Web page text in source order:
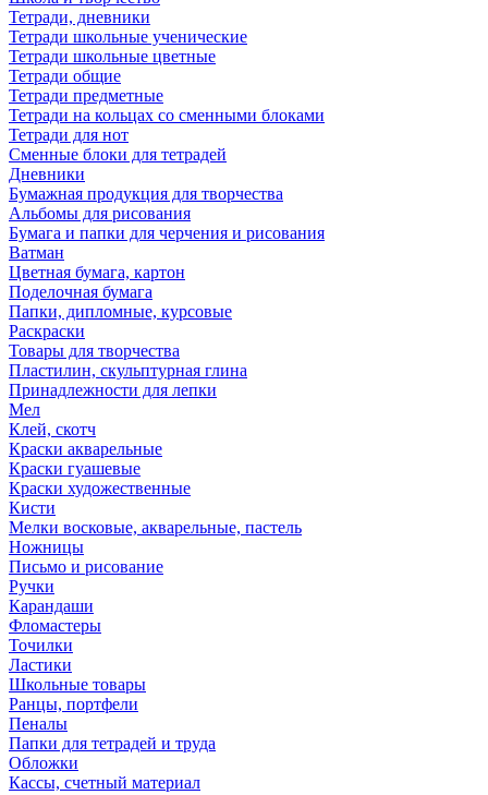
Тетради, дневники
Тетради школьные ученические
Тетради школьные цветные
Тетради общие
Тетради предметные
Тетради на кольцах со сменными блоками
Тетради для нот
Сменные блоки для тетрадей
Дневники
Бумажная продукция для творчества
Альбомы для рисования
Бумага и папки для черчения и рисования
Ватман
Цветная бумага, картон
Поделочная бумага
Папки, дипломные, курсовые
Раскраски
Товары для творчества
Пластилин, скульптурная глина
Принадлежности для лепки
Мел
Клей, скотч
Краски акварельные
Краски гуашевые
Краски художественные
Кисти
Мелки восковые, акварельные, пастель
Ножницы
Письмо и рисование
Ручки
Карандаши
Фломастеры
Точилки
Ластики
Школьные товары
Ранцы, портфели
Пеналы
Папки для тетрадей и труда
Обложки
Кассы, счетный материал